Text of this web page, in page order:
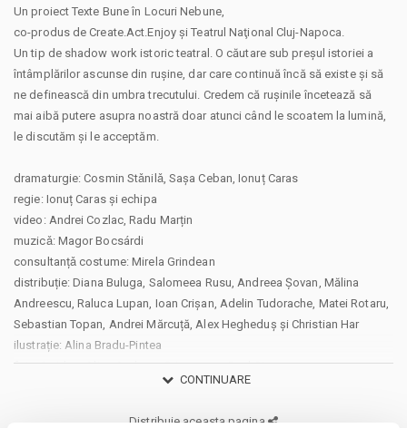
Un proiect Texte Bune în Locuri Nebune,
co-produs de Create.Act.Enjoy şi Teatrul Naţional Cluj-Napoca.
Un tip de shadow work istoric teatral. O căutare sub preșul istoriei a
întâmplărilor ascunse din rușine, dar care continuă încă să existe și să
ne definească din umbra trecutului. Credem că rușinile încetează să
mai aibă putere asupra noastră doar atunci când le scoatem la lumină,
le discutăm și le acceptăm.
dramaturgie: Cosmin Stǎnilǎ, Saşa Ceban, Ionuț Caras
regie: Ionuț Caras și echipa
video: Andrei Cozlac, Radu Marțin
muzicǎ: Magor Bocsárdi
consultanțǎ costume: Mirela Grindean
distribuție: Diana Buluga, Salomeea Rusu, Andreea Șovan, Mălina
Andreescu, Raluca Lupan, Ioan Crișan, Adelin Tudorache, Matei Rotaru,
Sebastian Topan, Andrei Mărcuță, Alex Hegheduș și Christian Har
ilustrație: Alina Bradu-Pintea
foto & video: Alina Andreea Grigorescu, Raul Stan
design grafic: Cristian Luchian
CONTINUARE
Distribuie aceasta pagina